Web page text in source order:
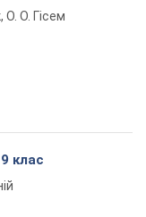
О. Гісем
клас